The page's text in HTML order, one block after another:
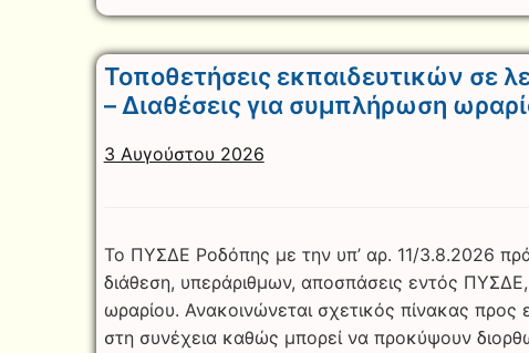
Τοποθετήσεις εκπαιδευτικών σε
– Διαθέσεις για συμπλήρωση
3 Αυγούστου 2026
Το ΠΥΣΔΕ Ροδόπης με την υπ’ αρ. 11/3.8.2026
διάθεση, υπεράριθμων, αποσπάσεις εντός
ωραρίου. Ανακοινώνεται σχετικός πίνακας
στη συνέχεια καθώς μπορεί να προκύψουν